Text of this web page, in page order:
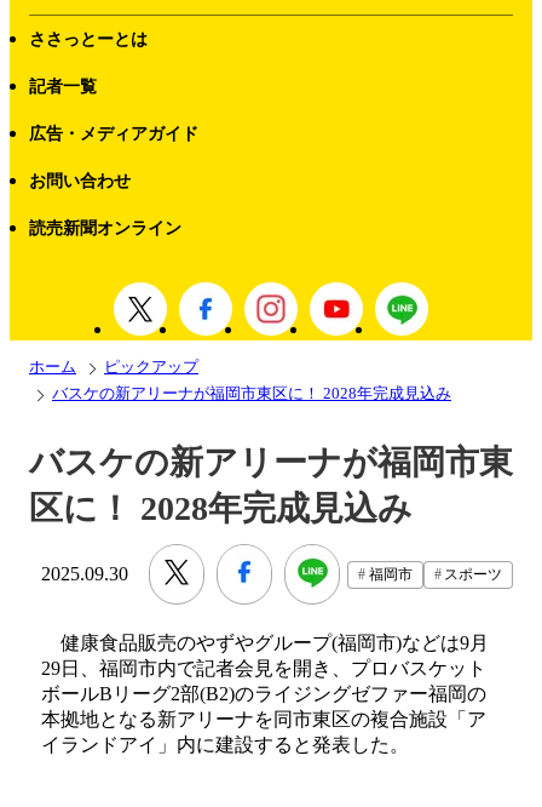
ささっとーとは
記者一覧
広告・メディアガイド
お問い合わせ
読売新聞オンライン
ホーム
ピックアップ
バスケの新アリーナが福岡市東区に！ 2028年完成見込み
バスケの新アリーナが福岡市東
区に！ 2028年完成見込み
2025.09.30 福岡市 スポーツ
健康食品販売のやずやグループ(福岡市)などは9月
29日、福岡市内で記者会見を開き、プロバスケット
ボールBリーグ2部(B2)のライジングゼファー福岡の
本拠地となる新アリーナを同市東区の複合施設「ア
イランドアイ」内に建設すると発表した。